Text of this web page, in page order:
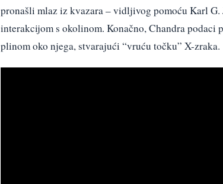
pronašli mlaz iz kvazara – vidljivog pomoću Karl
interakcijom s okolinom. Konačno, Chandra podaci
plinom oko njega, stvarajući “vruću točku” X-zraka.